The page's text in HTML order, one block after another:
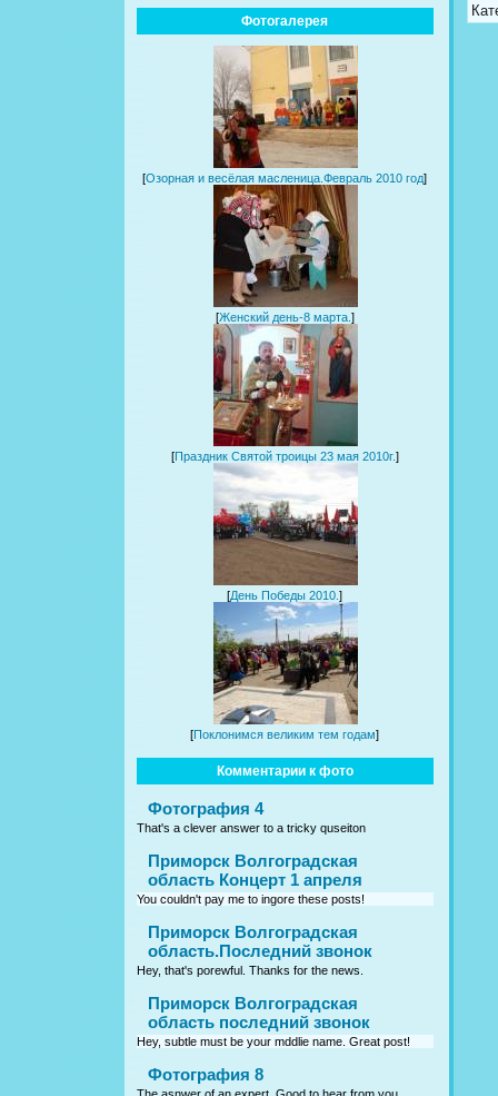
Фотогалерея
[Озорная и весёлая масленица.Февраль 2010 год]
[Женский день-8 марта. ]
[Праздник Святой троицы 23 мая 2010г.]
[День Победы 2010.]
[Поклонимся великим тем годам]
Комментарии к фото
Фотография 4
That's a clever answer to a tricky quseiton
Приморск Волгоградская
область Концерт 1 апреля
You couldn't pay me to ingore these posts!
Приморск Волгоградская
область.Последний звонок
Hey, that's porewful. Thanks for the news.
Приморск Волгоградская
область последний звонок
Hey, subtle must be your mddlie name. Great post!
Фотография 8